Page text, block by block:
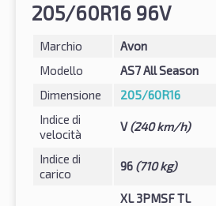
205/60R16 96V
Marchio
Avon
Modello
AS7 All Season
Dimensione
205/60R16
Indice di
velocità
V(240 km/h)
Indice di
carico
96 (710 kg)
XL 3PMSF TL